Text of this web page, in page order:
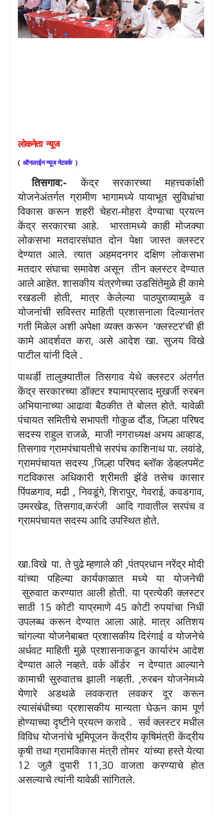
लोकनेता न्यूज
( ऑनलाईनन्यूजनेटवर्क)
तिसगाव:-
केंद्र सरकारच्या महत्त्वकांक्षी
योजनेअंतर्गत ग्रामीण भागामध्ये पायाभूत सुविधांचा
विकास करून शहरी चेहरा-मोहरा देण्याचा प्रयत्न
केंद्र सरकारचा आहे.
भारतामध्ये काही मोजक्या
लोकसभा मतदारसंघात दोन पेक्षा जास्त क्लस्टर
देण्यात आले. त्यात अहमदनगर दक्षिण लोकसभा
मतदार संघाचा समावेश असून तीन क्लस्टर देण्यात
आले आहेत. शासकीय यंत्रणेच्या उडसिंतेमुळे ही कामे
रखडली होती, मात्र केलेल्या पाठपुराव्यामुळे व
योजनांची सविस्तर माहिती प्रशासनाला दिल्यानंतर
गती मिळेल अशी अपेक्षा व्यक्त करून ‘क्लस्टर’ची ही
कामे आदर्शवत करा, असे आदेश खा. सुजय विखे
पाटील यांनी दिले .
पाथर्डी तालुक्यातील तिसगाव येथे क्लस्टर अंतर्गत
केंद्र सरकारच्या डॉक्टर श्यामाप्रसाद मुखर्जी रुरबन
अभियानाच्या आढावा बैठकीत ते बोलत होते. यावेळी
पंचायत समितीचे सभापती गोकुळ दौंड,जिल्हा परिषद
सदस्य राहुल राजळे,माजी नगराध्यक्ष अभय आव्हाड,
तिसगाव ग्रामपंचायतीचे सरपंच काशिनाथपा. लवांडे,
ग्रामपंचायत सदस्य ,जिल्हा परिषद ब्लॉक डेव्हलपमेंट
गटविकास अधिकारी श्रीमती झेंडे तसेच कासार
पिंपळगाव,मढी ,निवडूंगे,शिरापुर,गेवराई,कवडगाव,
उमरखेड,तिसगाव,करंजी आदि गावातील सरपंच व
ग्रामपंचायत सदस्य आदि उपस्थित होते.
खा.विखे पा. ते पुढे म्हणाले की ,पंतप्रधान नरेंद्र मोदी
यांच्या पहिल्या कार्यकाळात मध्ये या योजनेची
सुरुवात करण्यात आली होती. या प्रत्येकी क्लस्टर
साठी 15कोटी याप्रमाणे45कोटी रुपयांचा निधी
उपलब्ध करून देण्यात आला आहे. मात्र अतिशय
चांगल्या योजनेबाबत प्रशासकीय दिरंगाई व योजनेचे
अर्धवट माहिती मुळे प्रशासनाकडून कार्यारंभ आदेश
देण्यात आले नव्हते. वर्क ऑर्डर न देण्यात आल्याने
कामाची सुरुवातच झाली नव्हती. ,रुरबन योजनेमध्ये
येणारे अडथळे लवकरात लवकर दूर करून
त्यासंबंधीच्या प्रशासकीय मान्यता घेऊन काम पूर्ण
होण्याच्या दृष्टीने प्रयत्न करावे.सर्व क्लस्टर मधील
विविध योजनांचे भूमिपूजन केंद्रीय कृषिमंत्री केंद्रीय
कृषी तथा ग्रामविकास मंत्री तोमर यांच्या हस्ते येत्या
12जुलै दुपारी 11,30वाजता करण्याचे होत
असल्याचे त्यांनी यावेळी सांगितले.